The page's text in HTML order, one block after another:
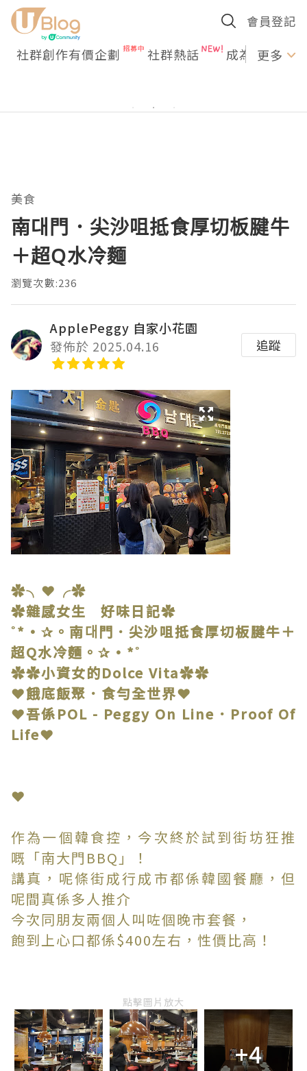
會員登記
社群創作有價企劃 社群熱話 成為U更多
美食
南대門．尖沙咀抵食厚切板腱牛
＋超Q水冷麵
瀏覽次數:236
ApplePeggy 自家小花園
發佈於 2025.04.16
追蹤
✿╮❤╭✿
✿雜感女生 好味日記✿
˚*•✰。南대門．尖沙咀抵食厚切板腱牛＋
超Q水冷麵。✰•*˚
✿✿小資女的Dolce Vita✿✿
❤餓底飯聚．食勻全世界❤
❤吾係POL - Peggy On Line．Proof Of
Life❤
❤
作為一個韓食控，今次終於試到街坊狂推
嘅「南大門BBQ」！
講真，呢條街成行成市都係韓國餐廳，但
呢間真係多人推介
今次同朋友兩個人叫咗個晚市套餐，
飽到上心口都係$400左右，性價比高！
點擊圖片放大
+4